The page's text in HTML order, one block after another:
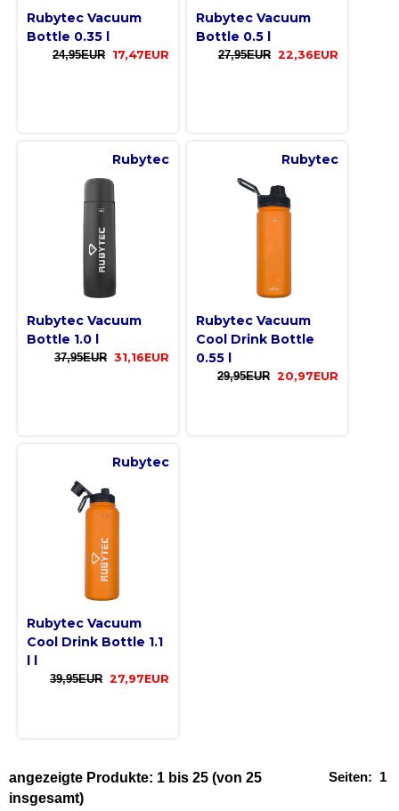
Rubytec Vacuum
Bottle 0.35 l
24,95EUR 17,47EUR
Rubytec Vacuum
Bottle 0.5 l
27,95EUR 22,36EUR
Rubytec
Rubytec Vacuum
Bottle 1.0 l
37,95EUR 31,16EUR
Rubytec
Rubytec Vacuum
Cool Drink Bottle
0.55 l
29,95EUR 20,97EUR
Rubytec
Rubytec Vacuum
Cool Drink Bottle 1.1
39,95EUR 27,97EUR
Seiten: 1
angezeigte Produkte: 1 bis 25 (von 25
insgesamt)